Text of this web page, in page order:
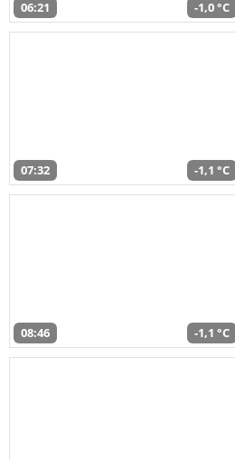
06:21 -1,0 °C
07:32 -1,1 °C
08:46 -1,1 °C